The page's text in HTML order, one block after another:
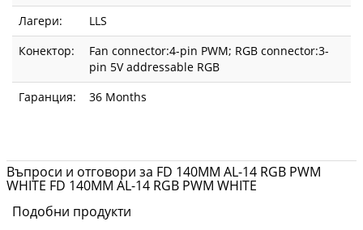
Лагери:
LLS
Конектор:
Fan connector:4-pin PWM; RGB connector:3-
pin 5V addressable RGB
Гаранция:
36 Months
Въпроси и отговори за FD 140MM AL-14 RGB PWM
WHITE FD 140MM AL-14 RGB PWM WHITE
Подобни продукти